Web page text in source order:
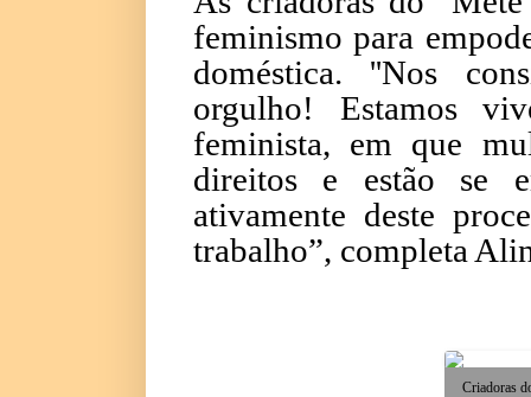
feminismo para
doméstica. ''Nos
orgulho! Estamos
feminista, em que
direitos e estão se
ativamente deste
trabalho”, completa
Criadoras